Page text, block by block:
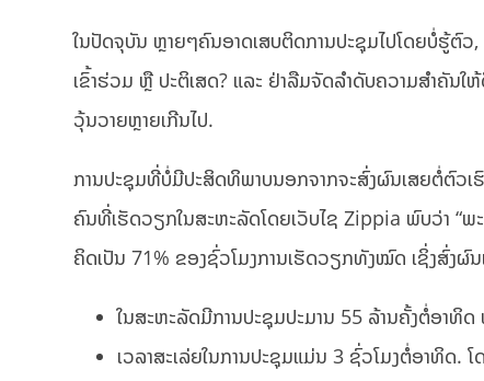
ໃນປັດຈຸບັນ ຫຼາຍໆຄົນອາດເສບຕິດການປະຊຸມໄປໂດຍບໍ່ຮູ້ຕົວ
ເຂົ້າຮ່ວມ ຫຼື ປະຕິເສດ? ແລະ ຢ່າລືມຈັດລໍາດັບຄວາມສໍາຄັນໃ
ວຸ້ນວາຍຫຼາຍເກີນໄປ.
ການປະຊຸມທີ່ບໍ່ມີປະສິດທິພາບນອກຈາກຈະສົ່ງຜົນເສຍຕໍ່ຕົວ
ຄົນທີ່ເຮັດວຽກໃນສະຫະລັດໂດຍເວັບໄຊ Zippia ພົບວ່າ “
ຄິດເປັນ 71% ຂອງຊົ່ວໂມງການເຮັດວຽກທັງໝົດ ເຊິ່ງສົ່ງຜົ
ໃນສະຫະລັດມີການປະຊຸມປະມານ 55 ລ້ານຄັ້ງຕໍ່ອາທິ
ເວລາສະເລ່ຍໃນການປະຊຸມແມ່ນ 3 ຊົ່ວໂມງຕໍ່ອາທິດ.